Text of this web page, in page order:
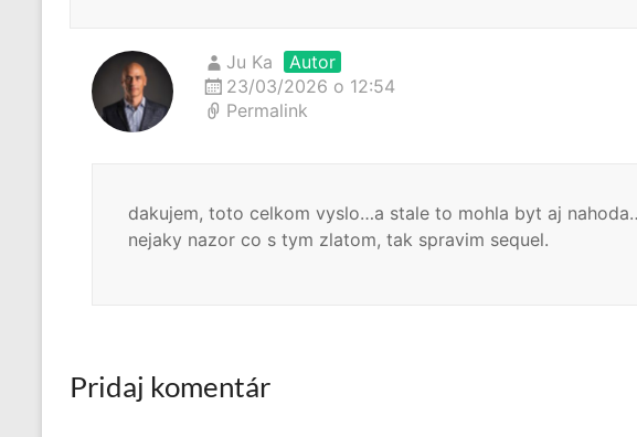
Ju Ka
Autor
23/03/2026 o 12:54
Permalink
dakujem, toto celkom vyslo…a stale to mohla byt aj
nejaky nazor co s tym zlatom, tak spravim sequel.
Pridaj komentár